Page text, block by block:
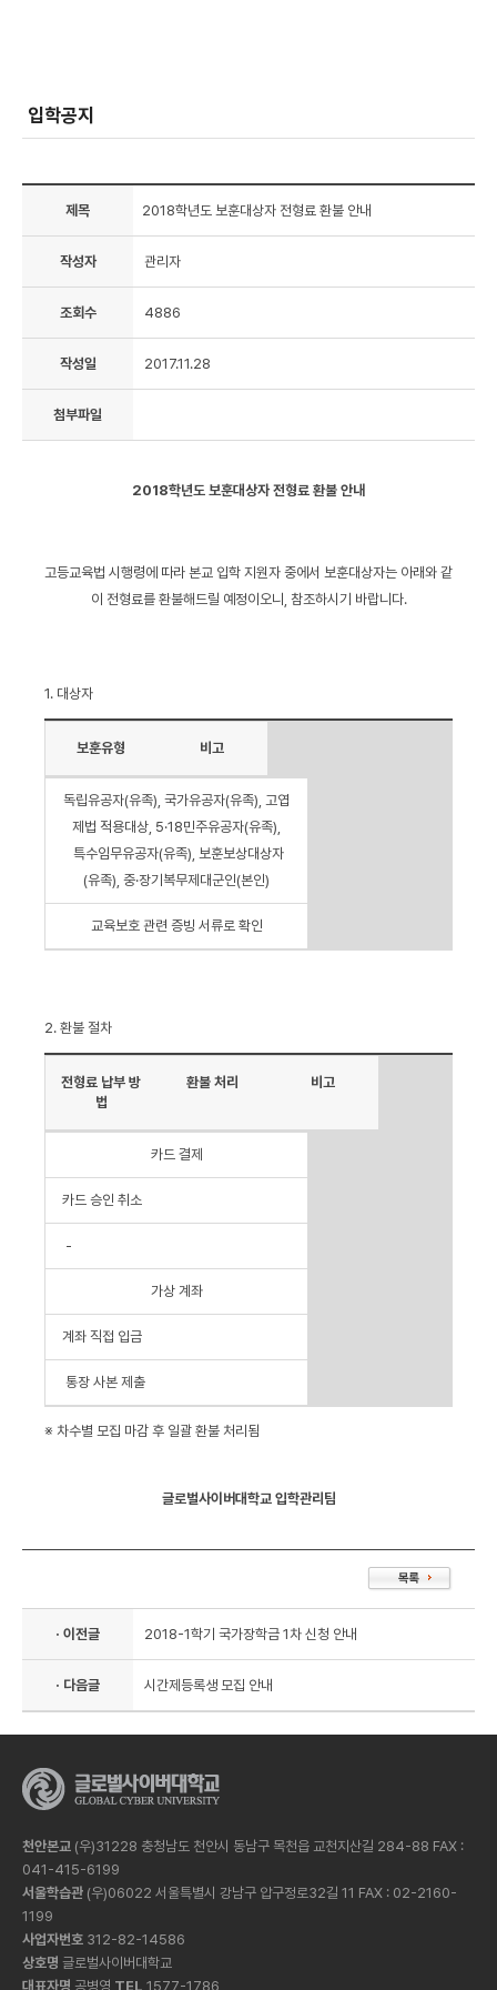
입학공지
제목 2018학년도 보훈대상자 전형료 환불 안내
작성자 관리자
조회수 4886
작성일 2017.11.28
첨부파일
2018학년도 보훈대상자 전형료 환불 안내
고등교육법 시행령에 따라 본교 입학 지원자 중에서 보훈대상자는 아래와 같
이 전형료를 환불해드릴 예정이오니, 참조하시기 바랍니다.
1. 대상자
보훈유형 비고
독립유공자(유족), 국가유공자(유족), 고엽
제법 적용대상, 5·18민주유공자(유족),
특수임무유공자(유족), 보훈보상대상자
(유족), 중·장기복무제대군인(본인)
교육보호 관련 증빙 서류로 확인
2. 환불 절차
전형료 납부 방
법
환불 처리 비고
카드 결제
카드 승인 취소
-
가상 계좌
계좌 직접 입금
통장 사본 제출
※ 차수별 모집 마감 후 일괄 환불 처리됨
글로벌사이버대학교 입학관리팀
· 이전글 2018-1학기 국가장학금 1차 신청 안내
· 다음글 시간제등록생 모집 안내
천안본교 (우)31228 충청남도 천안시 동남구 목천읍 교천지산길 284-88 FAX :
041-415-6199
서울학습관 (우)06022 서울특별시 강남구 압구정로32길 11 FAX : 02-2160-
1199
사업자번호 312-82-14586
상호명 글로벌사이버대학교
대표자명 공병영 TEL 1577-1786